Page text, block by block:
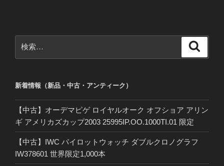
ー
シ
索:
新着情報（新品・中古・アンティーク）
【中古】オーデマピゲ ロイヤルオーク オフショア アリン
ギ アメリカズカップ2003 25995IP.OO.1000TI.01 限定
【中古】IWC パイロットウォッチ ダブルクロノグラフ
IW378601 世界限定1,000本